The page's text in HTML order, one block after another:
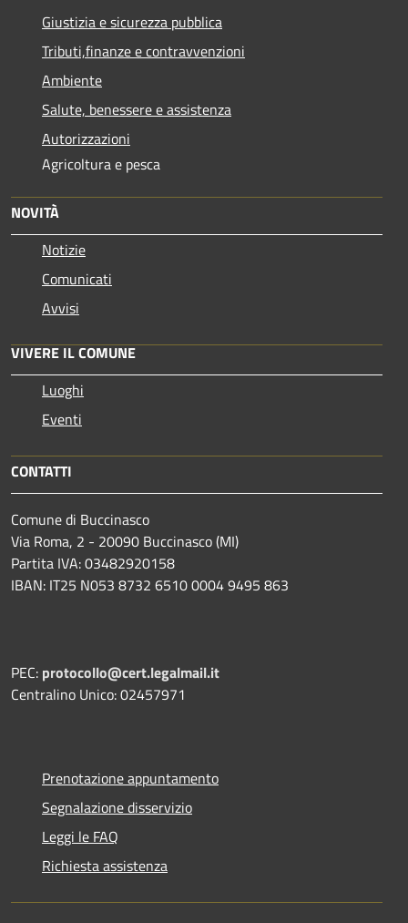
Giustizia e sicurezza pubblica
Tributi,finanze e contravvenzioni
Ambiente
Salute, benessere e assistenza
Autorizzazioni
Agricoltura e pesca
NOVITÀ
Notizie
Comunicati
Avvisi
VIVERE IL COMUNE
Luoghi
Eventi
CONTATTI
Comune di Buccinasco
Via Roma, 2 - 20090 Buccinasco (MI)
Partita IVA: 03482920158
IBAN: IT25 N053 8732 6510 0004 9495 863
PEC: protocollo@cert.legalmail.it
Centralino Unico: 02457971
Prenotazione appuntamento
Segnalazione disservizio
Leggi le FAQ
Richiesta assistenza